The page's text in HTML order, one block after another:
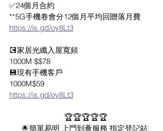
✅24個月合約
**5G手機卷會分12個月平均回贈落月費
https://is.gd/oy8Lt3
💽家居光纖入屋寬頻
1000M $$78
💾現有手機客戶
1000M$59
https://is.gd/oy8Lt3
                           🏆🏆🏆🏆🏆